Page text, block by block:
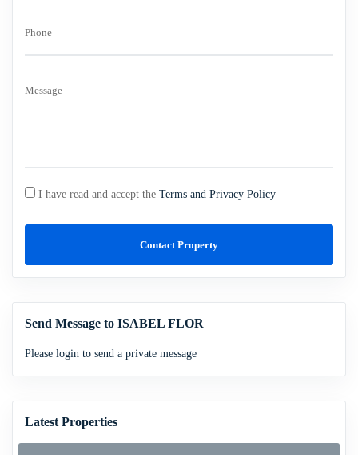
Phone
Message
I have read and accept the Terms and Privacy Policy
Contact Property
Send Message to ISABEL FLOR
Please login to send a private message
Latest Properties